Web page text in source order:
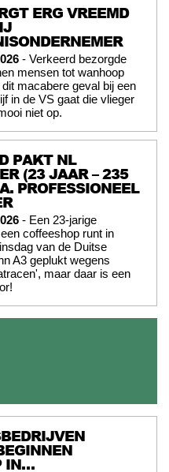
ERG VREEMD
- Verkeerd bezorgde
mensen tot wanhoop
macabere geval bij een
in de VS gaat die vlieger
niet op.
PAKT NL
(23 JAAR – 235
PROFESSIONEEL
- Een 23-jarige
coffeeshop runt in
van de Duitse
A3 geplukt wegens
maar daar is een
IN…